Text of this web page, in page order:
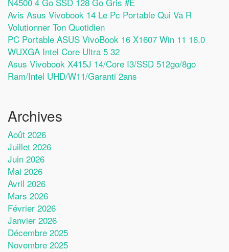
Avis Asus Vivobook 14 Le Pc Portable Qui Va R
Volutionner Ton Quotidien
PC Portable ASUS VivoBook 16 X1607 Win 11 16.0
WUXGA Intel Core Ultra 5 32
Asus Vivobook X415J 14/Core I3/SSD 512go/8go
Ram/Intel UHD/W11/Garanti 2ans
Archives
Août 2026
Juillet 2026
Juin 2026
Mai 2026
Avril 2026
Mars 2026
Février 2026
Janvier 2026
Décembre 2025
Novembre 2025